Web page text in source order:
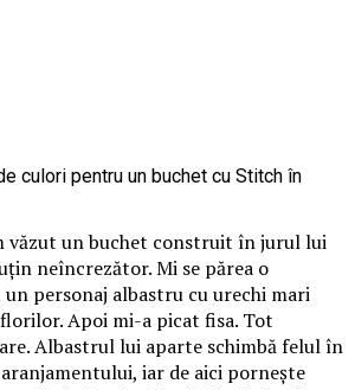
văzut un buchet construit în jurul lui
neîncrezător. Mi se părea o
personaj albastru cu urechi mari
Apoi mi-a picat fisa. Tot
Albastrul lui aparte schimbă felul în
iar de aici pornește